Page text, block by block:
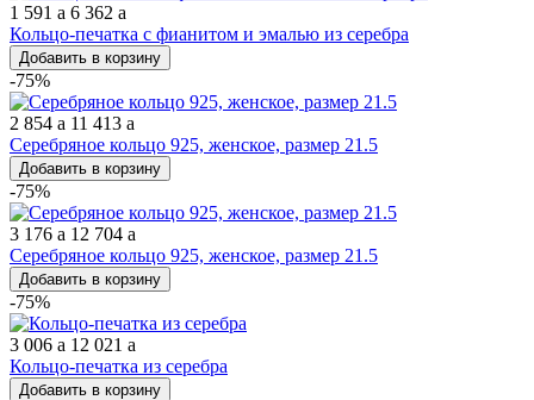
1 591 a 6 362 a
Кольцо-печатка с фианитом и эмалью из серебра
Добавить в корзину
-75%
2 854 a 11 413 a
Серебряное кольцо 925, женское, размер 21.5
Добавить в корзину
-75%
3 176 a 12 704 a
Серебряное кольцо 925, женское, размер 21.5
Добавить в корзину
-75%
3 006 a 12 021 a
Кольцо-печатка из серебра
Добавить в корзину